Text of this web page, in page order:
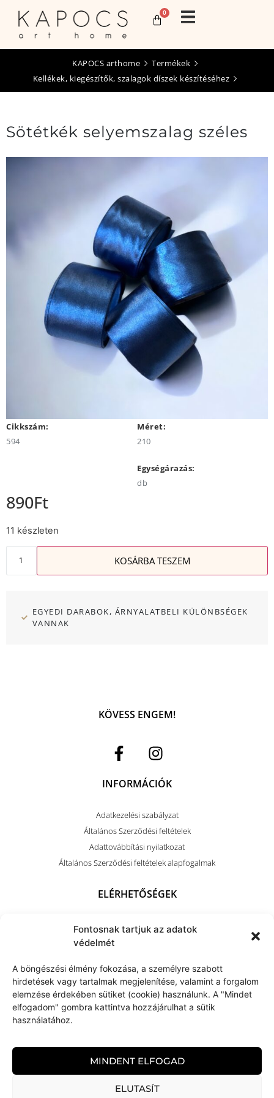
Fontosnak tartjuk az adatok
védelmét
A böngészési élmény fokozása, a személyre szabott
hirdetések vagy tartalmak megjelenítése, valamint a forgalom
elemzése érdekében sütiket (cookie) használunk. A "Mindet
elfogadom" gombra kattintva hozzájárulhat a sütik
használatához.
MINDENT ELFOGAD
ELUTASÍT
0
KAPOCS arthome
Termékek
Kellékek, kiegészítők, szalagok díszek készítéséhez
Sötétkék selyemszalag széles
Cikkszám:
594
Méret:
210
Egységárazás:
db
890Ft
11 készleten
KOSÁRBA TESZEM
EGYEDI DARABOK, ÁRNYALATBELI KÜLÖNBSÉGEK
VANNAK
KÖVESS ENGEM!
INFORMÁCIÓK
Adatkezelési szabályzat
Általános Szerződési feltételek
Adattovábbítási nyilatkozat
Általános Szerződési feltételek alapfogalmak
ELÉRHETŐSÉGEK
+36 (70) 703 4212
kapocsart@kapocsarthome.com